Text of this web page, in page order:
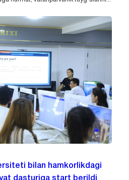
bilan hamkorlikdagi
dasturiga start berildi